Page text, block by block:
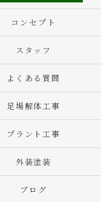
コンセプト
スタッフ
よくある質問
足場解体工事
プラント工事
外装塗装
ブログ